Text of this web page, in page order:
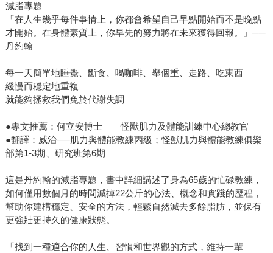
減脂專題
「在人生幾乎每件事情上，你都會希望自己早點開始而不是晚點
才開始。在身體素質上，你早先的努力將在未來獲得回報。」──
丹約翰
每一天簡單地睡覺、斷食、喝咖啡、舉個重、走路、吃東西
緩慢而穩定地重複
就能夠拯救我們免於代謝失調
●專文推薦：何立安博士——怪獸肌力及體能訓練中心總教官
●翻譯：威治──肌力與體能教練丙級；怪獸肌力與體能教練俱樂
部第1-3期、研究班第6期
這是丹約翰的減脂專題，書中詳細講述了身為65歲的忙碌教練，
如何僅用數個月的時間減掉22公斤的心法、概念和實踐的歷程，
幫助你建構穩定、安全的方法，輕鬆自然減去多餘脂肪，並保有
更強壯更持久的健康狀態。
「找到一種適合你的人生、習慣和世界觀的方式，維持一輩